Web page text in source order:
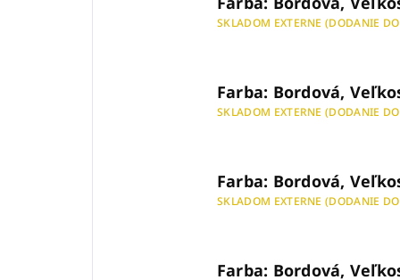
SKLADOM EXTERNE (DODANIE
Farba: Bordová,
SKLADOM EXTERNE (DODANIE
Farba: Bordová,
SKLADOM EXTERNE (DODANIE
Farba: Bordová,